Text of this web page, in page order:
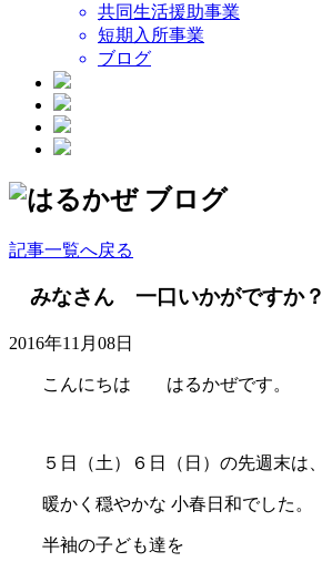
共同生活援助事業
短期入所事業
ブログ
記事一覧へ戻る
みなさん 一口いかがですか？
2016年11月08日
こんにちは はるかぜです。
５日（土）６日（日）の先週末は、
暖かく穏やかな 小春日和でした。
半袖の子ども達を